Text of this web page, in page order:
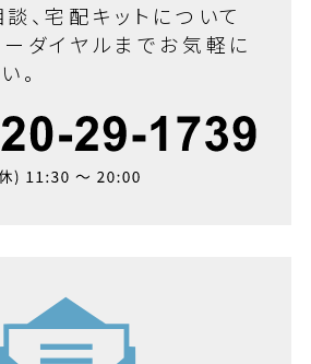
、宅配キットについて
ダイヤルまでお気軽に
。